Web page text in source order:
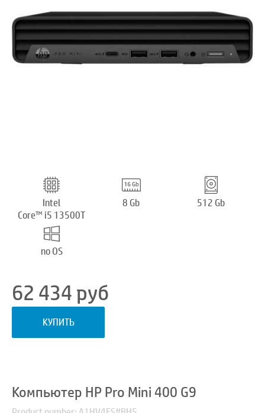
Intel
Core™ i5 13500T
8 Gb 512 Gb
no OS
62 434руб
КУПИТЬ
Компьютер HP Pro Mini 400 G9